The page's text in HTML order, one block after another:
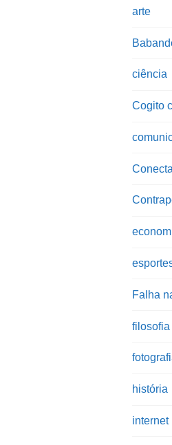
arte
ciência
Cogito
Falha
filosofia
história
internet